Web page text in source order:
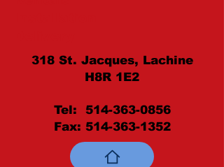
318 St. Jacques, Lachine
H8R 1E2
Tel: 514-363-0856
Fax: 514-363-1352